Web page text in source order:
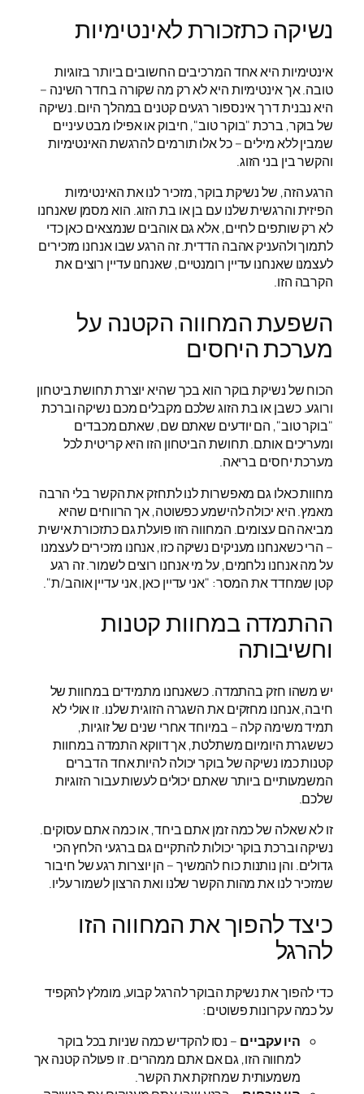
נשיקה כתזכורת לאינטימיות
אינטימיות היא אחד המרכיבים החשובים ביותר בזוגיות
טובה. אך אינטימיות היא לא רק מה שקורה בחדר השינה –
היא נבנית דרך אינספור רגעים קטנים במהלך היום. נשיקה
של בוקר, ברכת "בוקר טוב", חיבוק או אפילו מבט עיניים
שמבין ללא מילים – כל אלו תורמים להרגשת האינטימיות
והקשר בין בני הזוג.
הרגע הזה, של נשיקת בוקר, מזכיר לנו את האינטימיות
הפיזית והרגשית שלנו עם בן או בת הזוג. הוא מסמן שאנחנו
לא רק שותפים לחיים, אלא גם אוהבים שנמצאים כאן כדי
לתמוך ולהעניק אהבה הדדית. זה הרגע שבו אנחנו מזכירים
לעצמנו שאנחנו עדיין רומנטיים, שאנחנו עדיין רוצים את
הקרבה הזו.
השפעת המחווה הקטנה על
מערכת היחסים
הכוח של נשיקת בוקר הוא בכך שהיא יוצרת תחושת ביטחון
ורוגע. כשבן או בת הזוג שלכם מקבלים מכם נשיקה וברכת
"בוקר טוב", הם יודעים שאתם שם, שאתם מכבדים
ומעריכים אותם. תחושת הביטחון הזו היא קריטית לכל
מערכת יחסים בריאה.
מחוות כאלו גם מאפשרות לנו לתחזק את הקשר בלי הרבה
מאמץ. היא יכולה להישמע כפשוטה, אך הרווחים שהיא
מביאה הם עצומים. המחווה הזו פועלת גם כתזכורת אישית
– הרי כשאנחנו מעניקים נשיקה כזו, אנחנו מזכירים לעצמנו
על מה אנחנו נלחמים, על מי אנחנו רוצים לשמור. זה רגע
קטן שמחדד את המסר: "אני עדיין כאן, אני עדיין אוהב/ת".
ההתמדה במחוות קטנות
וחשיבותה
יש משהו חזק בהתמדה. כשאנחנו מתמידים במחוות של
חיבה, אנחנו מחזקים את השגרה הזוגית שלנו. זו אולי לא
תמיד משימה קלה – במיוחד אחרי שנים של זוגיות,
כששגרת היומיום משתלטת, אך דווקא התמדה במחוות
קטנות כמו נשיקה של בוקר יכולה להיות אחד הדברים
המשמעותיים ביותר שאתם יכולים לעשות עבור הזוגיות
שלכם.
זו לא שאלה של כמה זמן אתם ביחד, או כמה אתם עסוקים.
נשיקה וברכת בוקר יכולות להתקיים גם ברגעי הלחץ הכי
גדולים. והן נותנות כוח להמשיך – הן יוצרות רגע של חיבור
שמזכיר לנו את מהות הקשר שלנו ואת הרצון לשמור עליו.
כיצד להפוך את המחווה הזו
להרגל
כדי להפוך את נשיקת הבוקר להרגל קבוע, מומלץ להקפיד
על כמה עקרונות פשוטים:
היו עקביים – נסו להקדיש כמה שניות בכל בוקר
למחווה הזו, גם אם אתם ממהרים. זו פעולה קטנה אך
משמעותית שמחזקת את הקשר.